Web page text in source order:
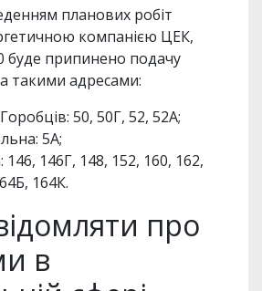
планових робіт
компанією ЦЕК,
буде припинено подачу
такими адресами:
50, 50Г, 52, 52А;
5А;
146, 146Г, 148, 152, 160, 162,
164К.
про
в